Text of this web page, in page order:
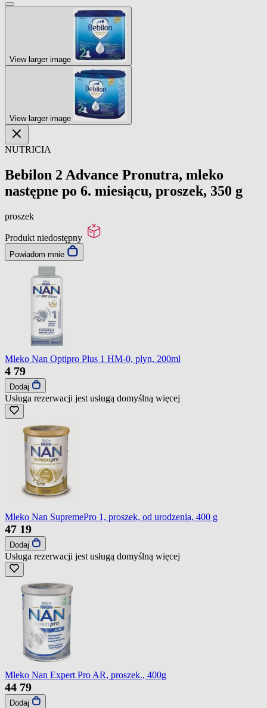
View larger image
View larger image
NUTRICIA
Bebilon 2 Advance Pronutra, mleko
następne po 6. miesiącu, proszek, 350 g
proszek
Produkt niedostępny
Powiadom mnie
Mleko Nan Optipro Plus 1 HM-0, plyn, 200ml
4 79
Dodaj
Usługa rezerwacji jest usługą domyślną więcej
Mleko Nan SupremePro 1, proszek, od urodzenia, 400 g
47 19
Dodaj
Usługa rezerwacji jest usługą domyślną więcej
Mleko Nan Expert Pro AR, proszek., 400g
44 79
Dodaj